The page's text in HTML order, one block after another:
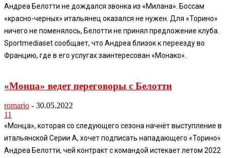
Андреа Белотти не дождался звонка из «Милана». Боссам
«красно-черных» итальянец оказался не нужен. Для «Торино»
ничего не поменялось, Белотти не принял предложение клуба.
Sportmediaset сообщает, что Андреа близок к переезду во
Францию, где в его услугах заинтересован «Монако».
«Монца» ведет переговоры с Белотти
romario - 30.05.2022
11
«Монца», которая со следующего сезона начнёт выступление в
итальянской Серии А, хочет подписать нападающего «Торино»
Андреа Белотти, чей контракт с командой истекает летом 2022